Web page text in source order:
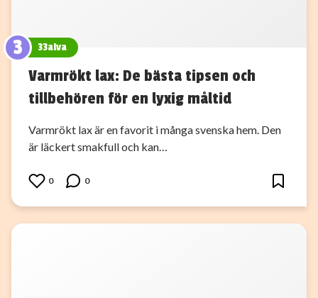
3 33alva
Varmrökt lax: De bästa tipsen och
tillbehören för en lyxig måltid
Varmrökt lax är en favorit i många svenska hem. Den
är läckert smakfull och kan…
0 0